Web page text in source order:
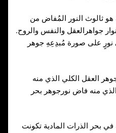
هو ثالوث النور المُفاض من
جواهرالعقل والنفس والروح.
نورٍ على صورة مُبدِعِهِ جوهر
العقل الكلي الذي منه
منه فاض نورجوهر بحر
في بحر الذرات المادية تكونت